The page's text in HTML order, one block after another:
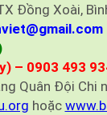
Đồng Xoài,
– 0903 493
Quân Đội Chi
hoặc